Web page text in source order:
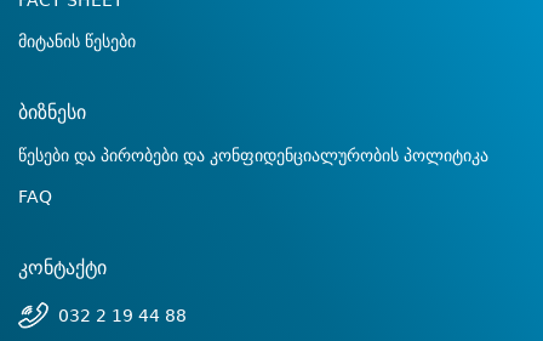
მიტანის წესები
ბიზნესი
წესები და პირობები და კონფიდენციალურობის პოლიტიკა
FAQ
კონტაქტი
032 2 19 44 88